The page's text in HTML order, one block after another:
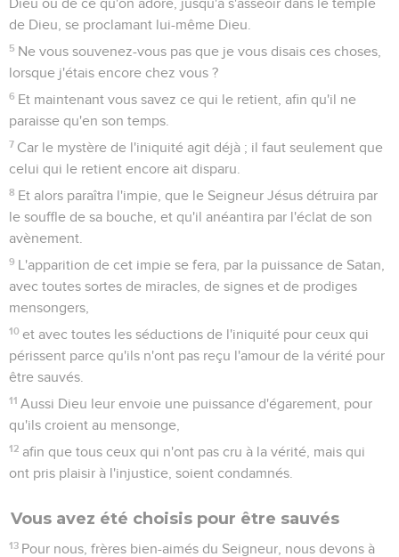
Dieu ou de ce qu'on adore, jusqu'à s'asseoir dans le temple
de Dieu, se proclamant lui-même Dieu.
5 Ne vous souvenez-vous pas que je vous disais ces choses,
lorsque j'étais encore chez vous ?
6 Et maintenant vous savez ce qui le retient, afin qu'il ne
paraisse qu'en son temps.
7 Car le mystère de l'iniquité agit déjà ; il faut seulement que
celui qui le retient encore ait disparu.
8 Et alors paraîtra l'impie, que le Seigneur Jésus détruira par
le souffle de sa bouche, et qu'il anéantira par l'éclat de son
avènement.
9 L'apparition de cet impie se fera, par la puissance de Satan,
avec toutes sortes de miracles, de signes et de prodiges
mensongers,
10 et avec toutes les séductions de l'iniquité pour ceux qui
périssent parce qu'ils n'ont pas reçu l'amour de la vérité pour
être sauvés.
11 Aussi Dieu leur envoie une puissance d'égarement, pour
qu'ils croient au mensonge,
12 afin que tous ceux qui n'ont pas cru à la vérité, mais qui
ont pris plaisir à l'injustice, soient condamnés.
Vous avez été choisis pour être sauvés
13 Pour nous, frères bien-aimés du Seigneur, nous devons à